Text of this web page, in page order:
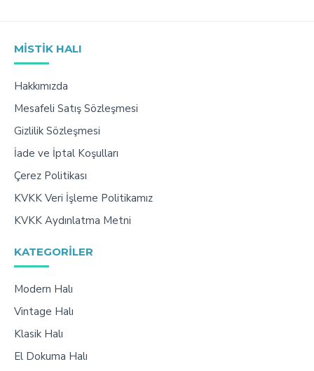
MISTIK HALI
Hakkımızda
Mesafeli Satış Sözleşmesi
Gizlilik Sözleşmesi
İade ve İptal Koşulları
Çerez Politikası
KVKK Veri İşleme Politikamız
KVKK Aydınlatma Metni
KATEGORILER
Modern Halı
Vintage Halı
Klasik Halı
El Dokuma Halı